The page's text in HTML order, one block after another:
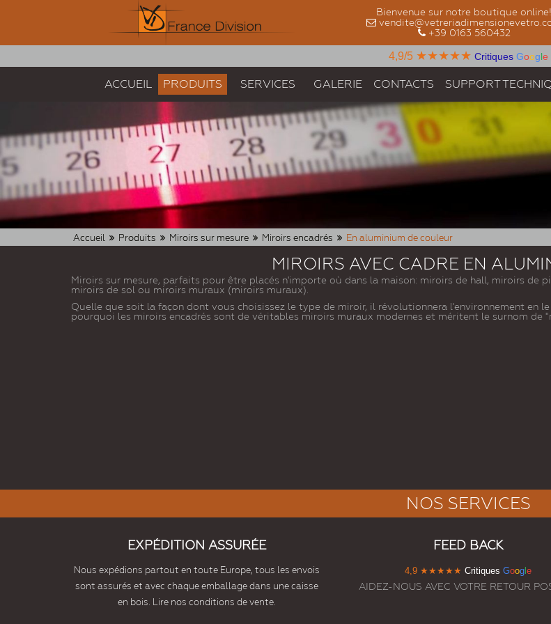
Bienvenue sur notre boutique online!
+39 0163 560432
4,9/5 ★★★★★ Critiques Google
ACCUEIL PRODUITS SERVICES GALERIE CONTACTS SUPPORT
Accueil Produits Miroirs sur mesure Miroirs encadrés En aluminium de couleur
MIROIRS AVEC CADRE EN
Miroirs sur mesure, parfaits pour être placés n'importe où dans la maison: miroirs de hall, miroirs de
miroirs de sol ou miroirs muraux (miroirs muraux).
Quelle que soit la façon dont vous choisissez le type de miroir, il révolutionnera l'environnement en
pourquoi les miroirs encadrés sont de véritables miroirs muraux modernes et méritent le surnom de
NOS SERVICES
EXPÉDITION ASSURÉE
Nous expédions partout en toute Europe, tous les envois
sont assurés et avec chaque emballage dans une caisse
en bois. Lire nos conditions de vente.
FEED BACK
4,9 ★★★★★ Critiques Google
AIDEZ-NOUS AVEC VOTRE RETOUR